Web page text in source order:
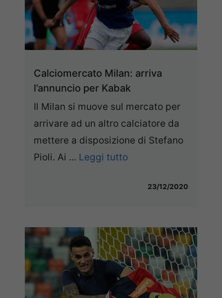
Calciomercato Milan: arriva
l’annuncio per Kabak
Il Milan si muove sul mercato per
arrivare ad un altro calciatore da
mettere a disposizione di Stefano
Pioli. Ai ... Leggi tutto
23/12/2020